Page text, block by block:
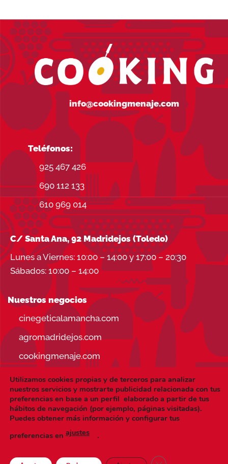
info@cookingmenaje.com
Teléfonos:
925 467 426
690 112 133
610 969 014
C/ Santa Ana, 92 Madridejos (Toledo)
Lunes a Viernes: 10:00 – 14:00 y 17:00 – 20:30
Sábados: 10:00 – 14:00
Nuestros negocios
cinegeticalamancha.com
agromadridejos.com
cookingmenaje.com
Visa PayPal Stripe MasterCard
CONDICIONES DE USO
Copyright 2026 ©cookingmenaje.es| Hecho a mano y con
Utilizamos cookies propias y de terceros para analizar
nuestros servicios y mostrarte publicidad relacionada con tus
preferencias en base a un perfil elaborado a partir de tus
hábitos de navegación (por ejemplo, páginas visitadas).
Puedes obtener más información y configurar tus
preferencias en ajustes .